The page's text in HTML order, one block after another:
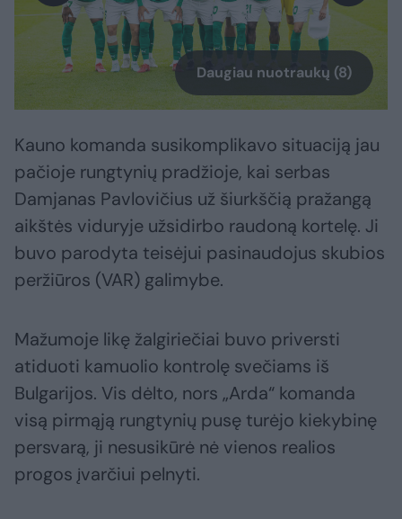
Daugiau nuotraukų (8)
Kauno komanda susikomplikavo situaciją jau
pačioje rungtynių pradžioje, kai serbas
Damjanas Pavlovičius už šiurkščią pražangą
aikštės viduryje užsidirbo raudoną kortelę. Ji
buvo parodyta teisėjui pasinaudojus skubios
peržiūros (VAR) galimybe.
Mažumoje likę žalgiriečiai buvo priversti
atiduoti kamuolio kontrolę svečiams iš
Bulgarijos. Vis dėlto, nors „Arda“ komanda
visą pirmąją rungtynių pusę turėjo kiekybinę
persvarą, ji nesusikūrė nė vienos realios
progos įvarčiui pelnyti.